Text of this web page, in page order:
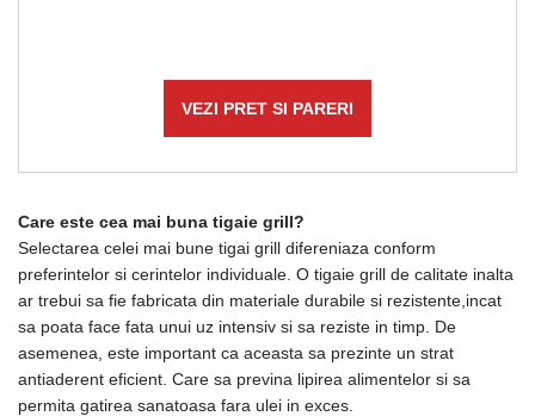
VEZI PRET SI PARERI
Care este cea mai buna tigaie grill?
Selectarea celei mai bune tigai grill difereniaza conform
preferintelor si cerintelor individuale. O tigaie grill de calitate inalta
ar trebui sa fie fabricata din materiale durabile si rezistente,incat
sa poata face fata unui uz intensiv si sa reziste in timp. De
asemenea, este important ca aceasta sa prezinte un strat
antiaderent eficient. Care sa previna lipirea alimentelor si sa
permita gatirea sanatoasa fara ulei in exces.